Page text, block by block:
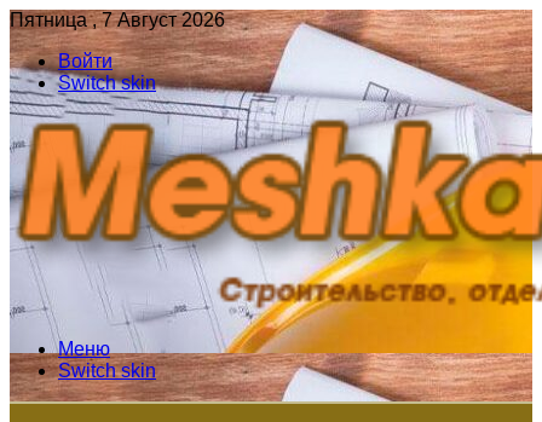
Пятница , 7 Август 2026
Войти
Switch skin
Меню
Switch skin